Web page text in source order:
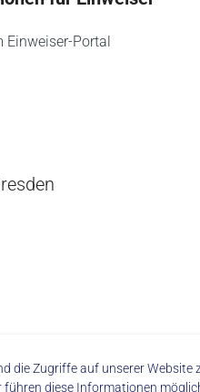
Einweiser-Portal
die Zugriffe auf unserer
diese Informationen